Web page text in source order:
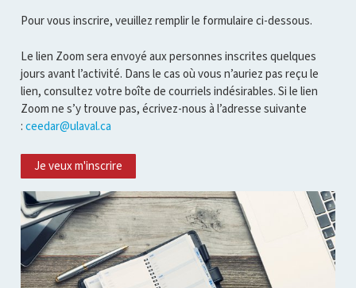
Pour vous inscrire, veuillez remplir le formulaire ci-dessous.
Le lien Zoom sera envoyé aux personnes inscrites quelques
jours avant l’activité. Dans le cas où vous n’auriez pas reçu le
lien, consultez votre boîte de courriels indésirables. Si le lien
Zoom ne s’y trouve pas, écrivez-nous à l’adresse suivante
: ceedar@ulaval.ca
Je veux m'inscrire